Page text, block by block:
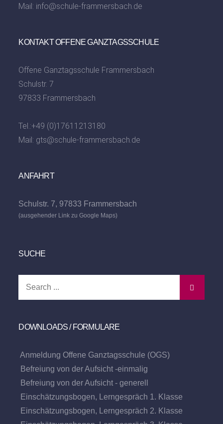
Mail: info@schule-frammersbach.de
KONTAKT OFFENE GANZTAGSSCHULE
Offene Ganztagsschule Frammersbach
Schulstr. 7
97833 Frammersbach
Tel.:+49 (0)17611213180
Mail: gts@schule-frammersbach.de
ANFAHRT
Schulstr. 7, 97833 Frammersbach
(ausgehender Link zu Google Maps)
SUCHE
DOWNLOADS / FORMULARE
Anmeldung Offene Ganztagsschule (OGS)
Befreiung von der Aufsicht -einmalig
Befreiung von der Aufsicht - generell
Einschätzungsbogen, Lerngespräch 1. Klasse
Einschätzungsbogen, Lerngespräch 2. Klasse